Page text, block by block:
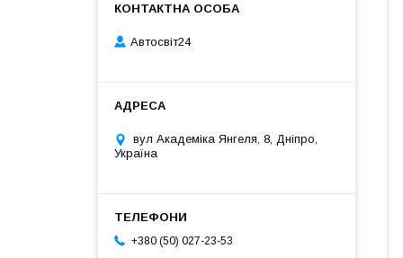
Автосвіт24
вул Академіка Янгеля, 8, Дніпро,
Україна
+380 (50) 027-23-53